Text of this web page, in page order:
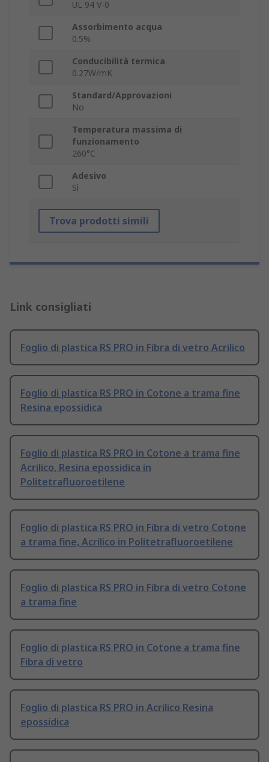
UL 94 V-0
Assorbimento acqua
0.5%
Conducibilità termica
0.27W/mK
Standard/Approvazioni
No
Temperatura massima di
funzionamento
260°C
Adesivo
Sì
Trova prodotti simili
Link consigliati
Foglio di plastica RS PRO in Fibra di vetro Acrilico
Foglio di plastica RS PRO in Cotone a trama fine
Resina epossidica
Foglio di plastica RS PRO in Cotone a trama fine
Acrilico, Resina epossidica in
Politetrafluoroetilene
Foglio di plastica RS PRO in Fibra di vetro Cotone
a trama fine, Acrilico in Politetrafluoroetilene
Foglio di plastica RS PRO in Fibra di vetro Cotone
a trama fine
Foglio di plastica RS PRO in Cotone a trama fine
Fibra di vetro
Foglio di plastica RS PRO in Acrilico Resina
epossidica